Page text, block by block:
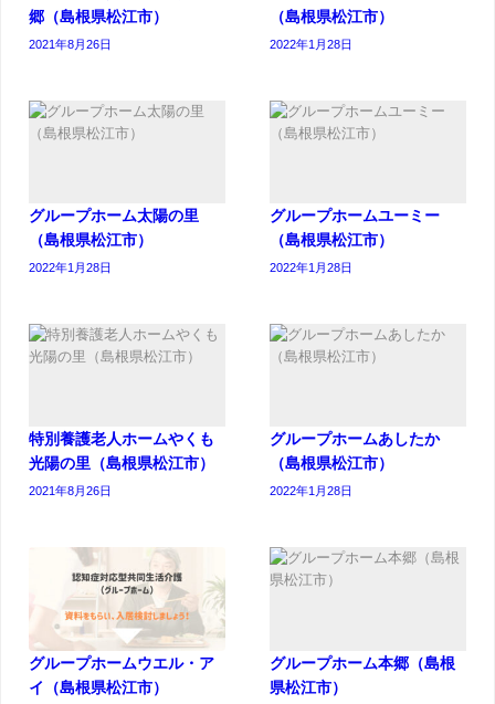
郷（島根県松江市）
2021年8月26日
（島根県松江市）
2022年1月28日
グループホーム太陽の里
（島根県松江市）
2022年1月28日
グループホームユーミー
（島根県松江市）
2022年1月28日
特別養護老人ホームやくも
光陽の里（島根県松江市）
2021年8月26日
グループホームあしたか
（島根県松江市）
2022年1月28日
グループホームウエル・ア
イ（島根県松江市）
グループホーム本郷（島根
県松江市）